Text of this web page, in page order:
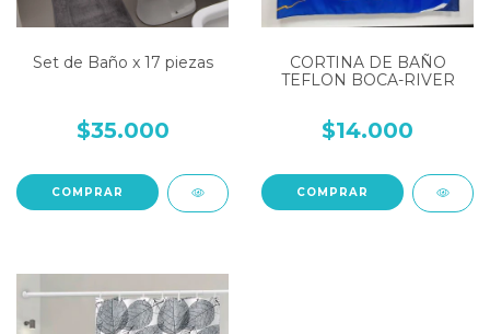
Set de Baño x 17 piezas
$35.000
COMPRAR
CORTINA DE BAÑO
TEFLON BOCA-RIVER
$14.000
COMPRAR